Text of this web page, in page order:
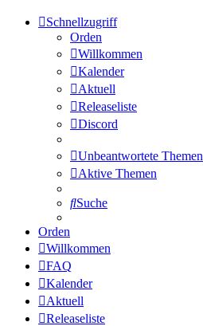
Schnellzugriff
Orden
Willkommen
Kalender
Aktuell
Releaseliste
Discord
Unbeantwortete Themen
Aktive Themen
Suche
Orden
Willkommen
FAQ
Kalender
Aktuell
Releaseliste